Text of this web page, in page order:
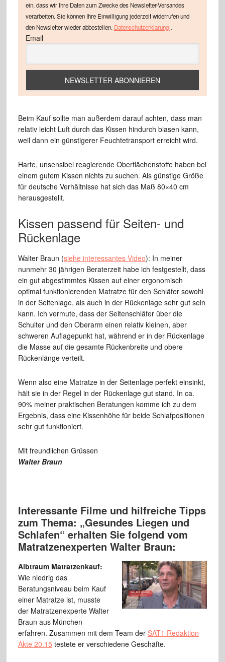
ein, dass wir Ihre Daten zum Zwecke des Newsletter-Versandes
verarbeiten. Sie können Ihre Einwilligung jederzeit widerrufen und
den Newsletter wieder abbestellen. Datenschutzerklärung .
Email
Beim Kauf sollte man außerdem darauf achten, dass man
relativ leicht Luft durch das Kissen hindurch blasen kann,
weil dann ein günstigerer Feuchtetransport erreicht wird.
Harte, unsensibel reagierende Oberflächenstoffe haben bei
einem gutem Kissen nichts zu suchen. Als günstige Größe
für deutsche Verhältnisse hat sich das Maß 80×40 cm
herausgestellt.
Kissen passend für Seiten- und
Rückenlage
Walter Braun (siehe interessantes Video): In meiner
nunmehr 30 jährigen Beraterzeit habe ich festgestellt, dass
ein gut abgestimmtes Kissen auf einer ergonomisch
optimal funktionierenden Matratze für den Schläfer sowohl
in der Seitenlage, als auch in der Rückenlage sehr gut sein
kann. Ich vermute, dass der Seitenschläfer über die
Schulter und den Oberarm einen relativ kleinen, aber
schweren Auflagepunkt hat, während er in der Rückenlage
die Masse auf die gesamte Rückenbreite und obere
Rückenlänge verteilt.
Wenn also eine Matratze in der Seitenlage perfekt einsinkt,
hält sie in der Regel in der Rückenlage gut stand. In ca.
90% meiner praktischen Beratungen komme ich zu dem
Ergebnis, dass eine Kissenhöhe für beide Schlafpositionen
sehr gut funktioniert.
Mit freundlichen Grüssen
Walter Braun
Interessante Filme und hilfreiche Tipps
zum Thema: „Gesundes Liegen und
Schlafen“ erhalten Sie folgend vom
Matratzenexperten Walter Braun:
Albtraum Matratzenkauf:
Wie niedrig das
Beratungsniveau beim Kauf
einer Matratze ist, musste
der Matratzenexperte Walter
Braun aus München
erfahren. Zusammen mit dem Team der SAT1 Redaktion
Akte 20.15 testete er verschiedene Geschäfte.